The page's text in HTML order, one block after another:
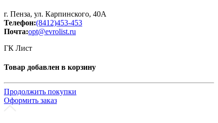
г. Пенза, ул. Карпинского, 40А
Телефон:(8412)453-453
Почта:opt@evrolist.ru
ГК Лист
Товар добавлен в корзину
Продолжить покупки
Оформить заказ